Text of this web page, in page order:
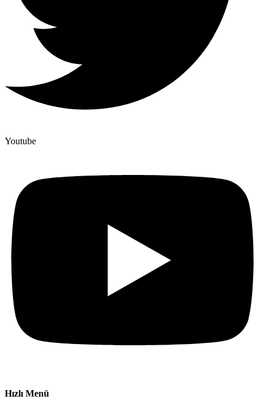
Youtube
Hızlı Menü